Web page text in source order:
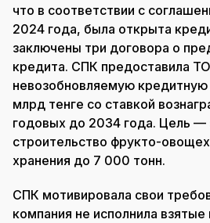
что в соответствии с
2024 года, была открыта
заключены три договора о
кредита. СПК предоставила
невозобновляемую кредитную
млрд тенге со ставкой
годовых до 2034 года. Цель —
строительство фрукто-
хранения до 7 000 тонн.
СПК мотивировала свои
компания не исполнила взятые